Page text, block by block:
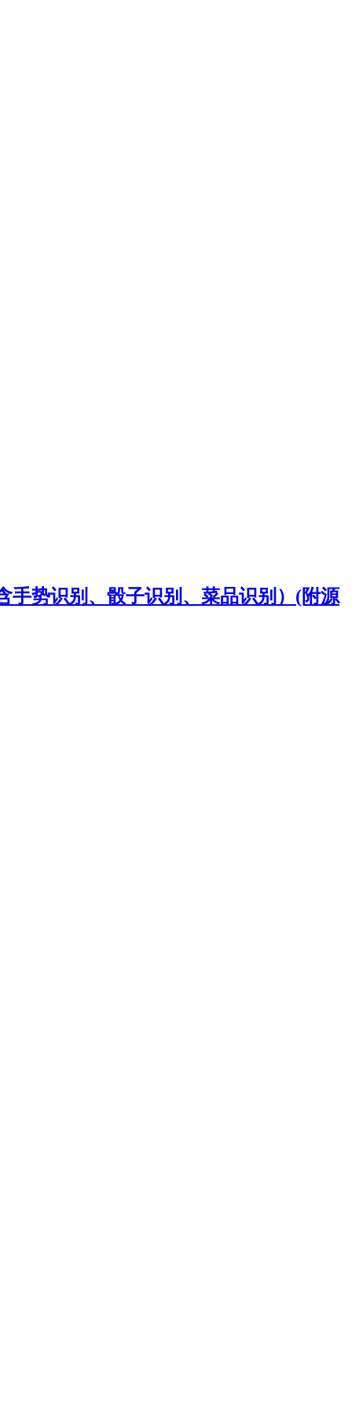
手势识别、骰子识别、菜品识别）(附源